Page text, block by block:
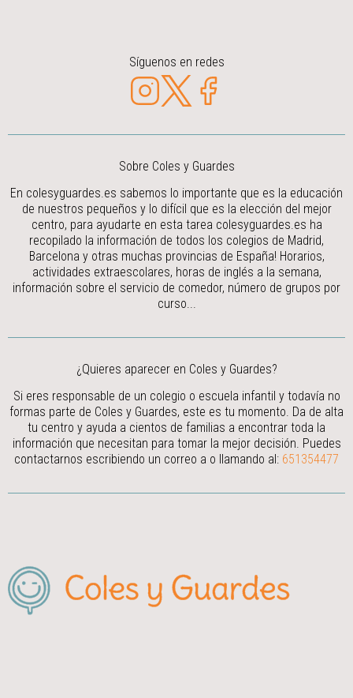
Síguenos en redes
Sobre Coles y Guardes
En colesyguardes.es sabemos lo importante que es la educación
de nuestros pequeños y lo difícil que es la elección del mejor
centro, para ayudarte en esta tarea colesyguardes.es ha
recopilado la información de todos los colegios de Madrid,
Barcelona y otras muchas provincias de España! Horarios,
actividades extraescolares, horas de inglés a la semana,
información sobre el servicio de comedor, número de grupos por
curso...
¿Quieres aparecer en Coles y Guardes?
Si eres responsable de un colegio o escuela infantil y todavía no
formas parte de Coles y Guardes, este es tu momento. Da de alta
tu centro y ayuda a cientos de familias a encontrar toda la
información que necesitan para tomar la mejor decisión. Puedes
contactarnos escribiendo un correo a o llamando al: 651354477